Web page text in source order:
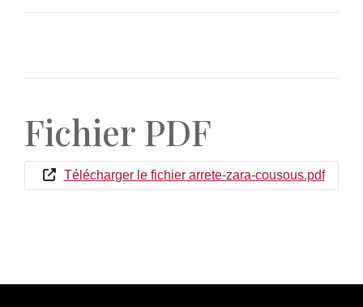
Fichier PDF
Télécharger le fichier arrete-zara-cousous.pdf